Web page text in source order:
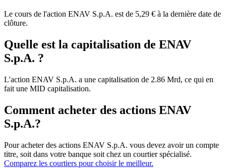
Le cours de l'action ENAV S.p.A. est de 5,29 € à la dernière date de
clôture.
Quelle est la capitalisation de ENAV
S.p.A. ?
L'action ENAV S.p.A. a une capitalisation de 2.86 Mrd, ce qui en
fait une MID capitalisation.
Comment acheter des actions ENAV
S.p.A.?
Pour acheter des actions ENAV S.p.A. vous devez avoir un compte
titre, soit dans votre banque soit chez un courtier spécialisé.
Comparez les courtiers pour choisir le meilleur.